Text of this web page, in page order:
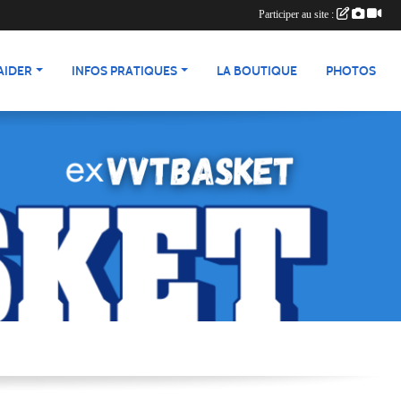
INFOS PRATIQUES LA BOUTIQUE PHOTOS
Participer au site :